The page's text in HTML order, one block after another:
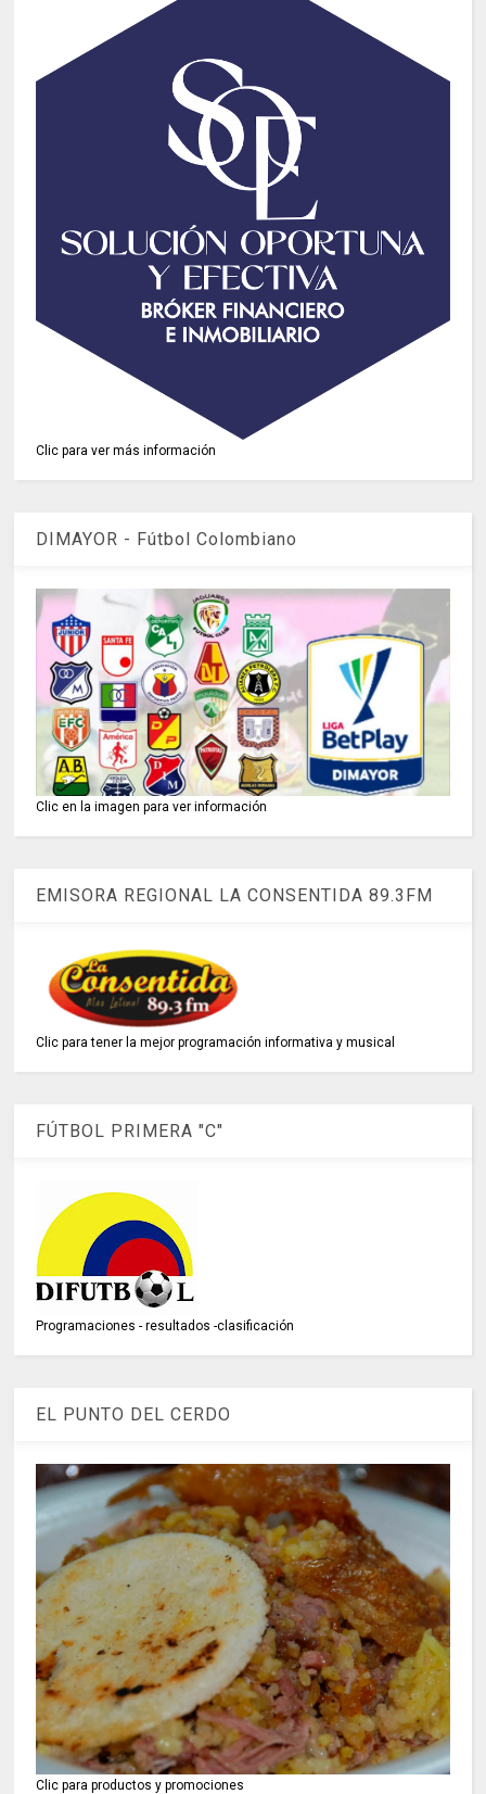
Clic para ver más información
DIMAYOR - Fútbol Colombiano
Clic en la imagen para ver información
EMISORA REGIONAL LA CONSENTIDA 89.3FM
Clic para tener la mejor programación informativa y musical
FÚTBOL PRIMERA "C"
Programaciones - resultados -clasificación
EL PUNTO DEL CERDO
Clic para productos y promociones